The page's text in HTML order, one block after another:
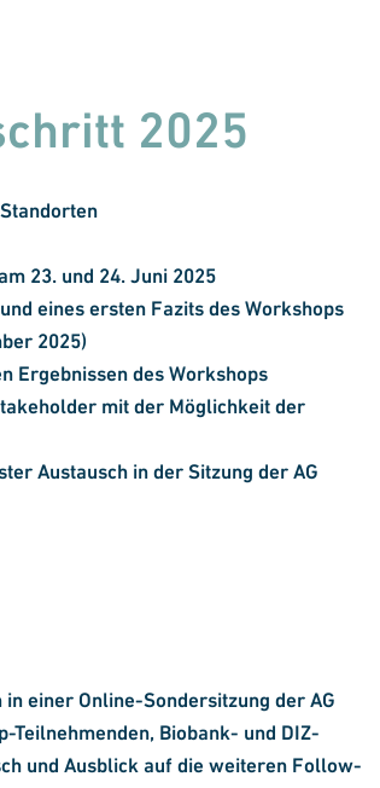
2025
23. und 24.Juni 2025
eines ersten Fazits des Workshops
2025)
Ergebnissen des Workshops
mit der Möglichkeit der
Austausch in der Sitzung der AG
einer Online-Sondersitzung der AG
Teilnehmenden, Biobank- und DIZ-
und Ausblick auf die weiteren Follow-